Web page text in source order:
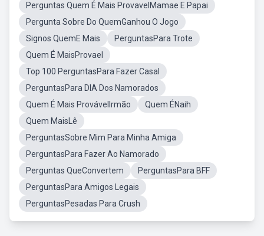
Perguntas Quem É Mais ProvavelMamae E Papai
Pergunta Sobre Do QuemGanhou O Jogo
Signos QuemE Mais
PerguntasPara Trote
Quem É MaisProvael
Top 100 PerguntasPara Fazer Casal
PerguntasPara DIA Dos Namorados
Quem É Mais ProvávelIrmão
Quem ÉNaih
Quem MaisLê
PerguntasSobre Mim Para Minha Amiga
PerguntasPara Fazer Ao Namorado
Perguntas QueConvertem
PerguntasPara BFF
PerguntasPara Amigos Legais
PerguntasPesadas Para Crush